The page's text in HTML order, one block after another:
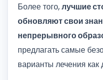
Более того,лучшие
обновляют свои
непрерывного
предлагать самые
варианты лечения как